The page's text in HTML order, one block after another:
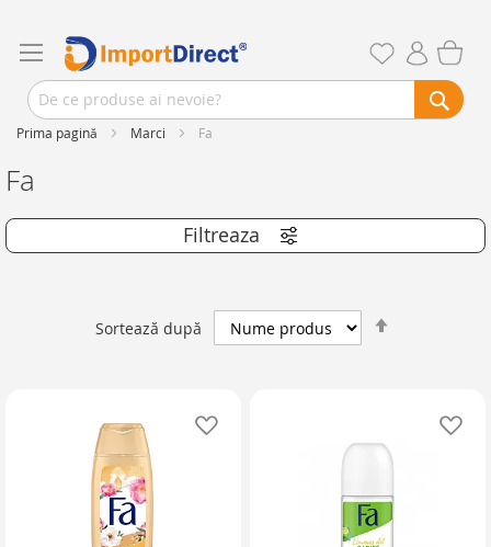
Prima pagină Marci Fa
Fa
Sortează după